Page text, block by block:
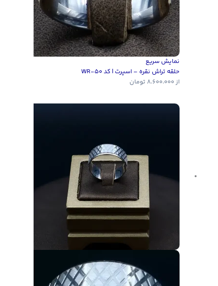
نمایش سریع
حلقه تراش نقره – اسپرت | کد WR-50
از 8.600.000 تومان